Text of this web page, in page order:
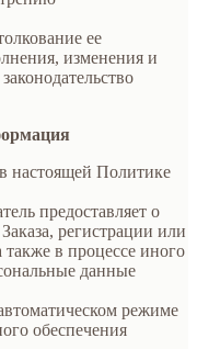
ее
изменения и
настоящей Политике
предоставляет о
регистрации или
в процессе иного
данные
режиме
обеспечения